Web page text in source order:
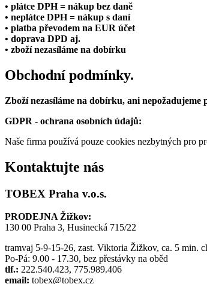
• plátce DPH = nákup bez daně
• neplátce DPH = nákup s daní
• platba převodem na EUR účet
• doprava DPD aj.
• zboží nezasíláme na dobírku
Obchodní podmínky.
Zboží nezasíláme na dobírku, ani nepožadujeme
GDPR - ochrana osobních údajů:
Naše firma používá pouze cookies nezbytných pro
Kontaktujte nás
TOBEX Praha v.o.s.
PRODEJNA Žižkov:
130 00 Praha 3, Husinecká 715/22
tramvaj 5-9-15-26, zast. Viktoria Žižkov, ca. 5 min.
Po-Pá: 9.00 - 17.30, bez přestávky na oběd
tlf.: 222.540.423, 775.989.406
email: tobex@tobex.cz